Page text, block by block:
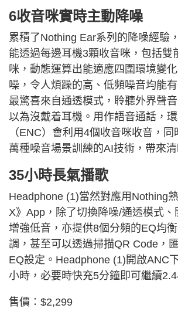
6收音咪實時主動降噪
累積了Nothing Ear系列的降噪經驗
能透過每邊耳機3顆收音咪，包括雙
咪，動態運算出能適應四圍環境變
噪，令人煩躁的高、低頻噪音均能
最驚喜來自通透模式，聆聽外界聲
以為沒戴着耳機。用作語音通話，
（ENC）會利用4個收音咪收音，
萬種噪音場景訓練的AI技術，帶來清
35小時長氣播歌
Headphone (1)當然對應用Nothing
X》App，除了切換降噪/通透模式、
增強低音，亦提供8個分頻的EQ均
調，甚至可以透過掃描QR Code，
EQ設定。Headphone (1)開啟ANC
小時，必要時快充5分鐘即可繼續2.4
售價：$2,299